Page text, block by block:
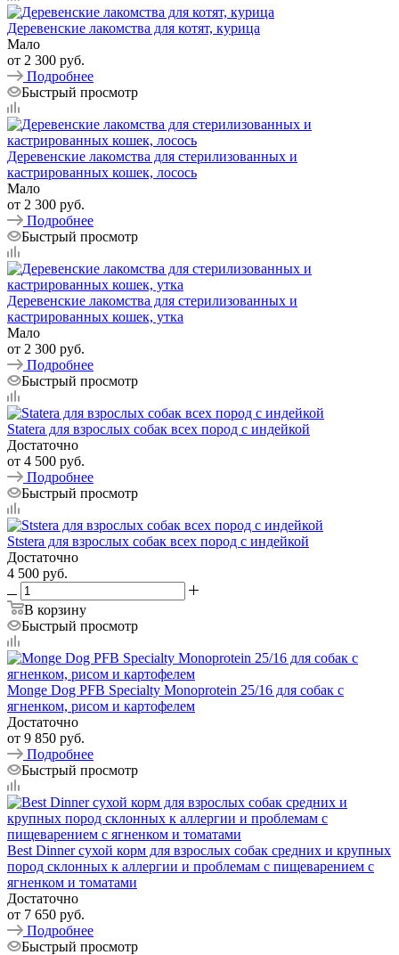
Деревенские лакомства для котят, курица
Мало
от 2 300 руб.
Подробнее
Быстрый просмотр
Деревенские лакомства для стерилизованных и
кастрированных кошек, лосось
Мало
от 2 300 руб.
Подробнее
Быстрый просмотр
Деревенские лакомства для стерилизованных и
кастрированных кошек, утка
Мало
от 2 300 руб.
Подробнее
Быстрый просмотр
Statera для взрослых собак всех пород с индейкой
Достаточно
от 4 500 руб.
Подробнее
Быстрый просмотр
Ststera для взрослых собак всех пород с индейкой
Достаточно
4 500 руб.
В корзину
Быстрый просмотр
Monge Dog PFB Specialty Monoprotein 25/16 для собак с
ягненком, рисом и картофелем
Достаточно
от 9 850 руб.
Подробнее
Быстрый просмотр
Best Dinner сухой корм для взрослых собак средних и крупных
пород склонных к аллергии и проблемам с пищеварением с
ягненком и томатами
Достаточно
от 7 650 руб.
Подробнее
Быстрый просмотр